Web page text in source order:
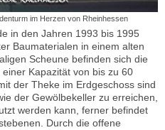
im Herzen von Rheinhessen
in den Jahren 1993 bis 1995
Baumaterialen in einem alten
Scheune befinden sich die
Kapazität von bis zu 60
der Theke im Erdgeschoss sind
der Gewölbekeller zu erreichen,
werden kann, ferner befindet
Durch die offene